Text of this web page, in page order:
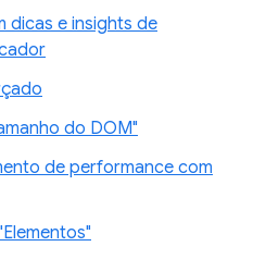
dicas e insights de
do DOM"
de performance com